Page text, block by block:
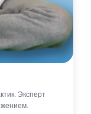
Эксперт